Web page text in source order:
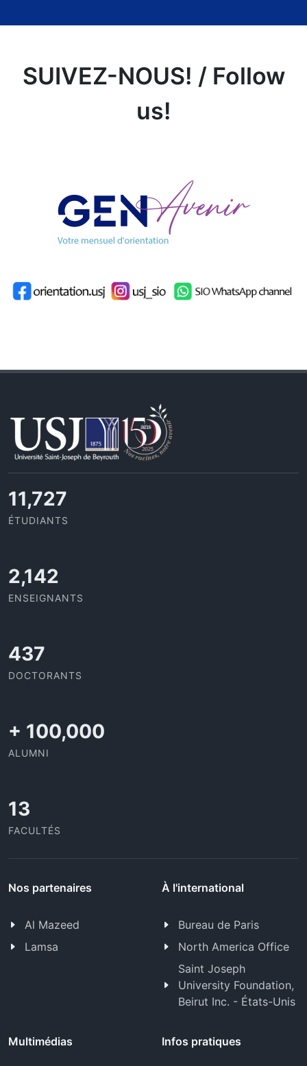
SUIVEZ-NOUS! / Follow
us!
11,727
ÉTUDIANTS
2,142
ENSEIGNANTS
437
DOCTORANTS
+ 100,000
ALUMNI
13
FACULTÉS
Nos partenaires
Al Mazeed
Lamsa
À l'international
Bureau de Paris
North America Office
Saint Joseph
University Foundation,
Beirut Inc. - États-Unis
Multimédias Infos pratiques